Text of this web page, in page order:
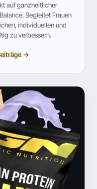
auf ganzheitlicher
Begleitet Frauen
individuellen und
zu verbessern.
→